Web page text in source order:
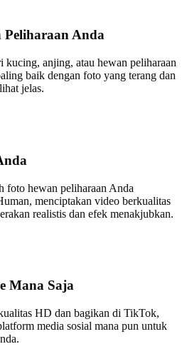
Peliharaan Anda
kucing, anjing, atau hewan peliharaan
baik dengan foto yang terang dan
jelas.
foto hewan peliharaan Anda
menciptakan video berkualitas
realistis dan efek menakjubkan.
Mana Saja
HD dan bagikan di TikTok,
media sosial mana pun untuk